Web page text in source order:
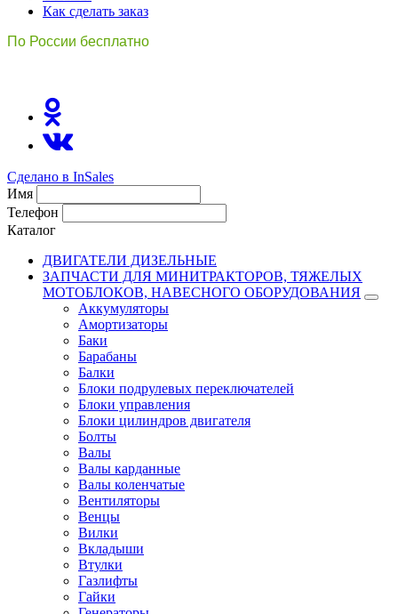
Как сделать заказ
По России бесплатно
Сделано в InSales
Имя
Телефон
Каталог
ДВИГАТЕЛИ ДИЗЕЛЬНЫЕ
ЗАПЧАСТИ ДЛЯ МИНИТРАКТОРОВ, ТЯЖЕЛЫХ
МОТОБЛОКОВ, НАВЕСНОГО ОБОРУДОВАНИЯ
Аккумуляторы
Амортизаторы
Баки
Барабаны
Балки
Блоки подрулевых переключателей
Блоки управления
Блоки цилиндров двигателя
Болты
Валы
Валы карданные
Валы коленчатые
Вентиляторы
Венцы
Вилки
Вкладыши
Втулки
Газлифты
Гайки